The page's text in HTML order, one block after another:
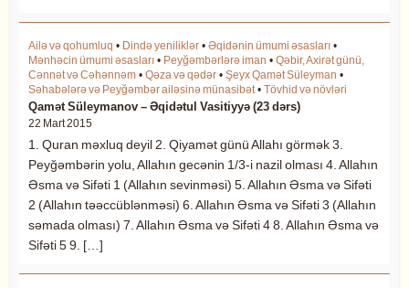
Ailə və qohumluq • Dində yeniliklər • Əqidənin ümumi əsasları •
Mənhəcin ümumi əsasları • Peyğəmbərlərə iman • Qəbir, Axirət günü,
Cənnət və Cəhənnəm • Qəza və qədər • Şeyx Qamət Süleyman •
Səhabələrə və Peyğəmbər ailəsinə münasibət • Tövhid və növləri
Qamət Süleymanov – Əqidətul Vasitiyyə (23 dərs)
22 Mart 2015
1. Quran məxluq deyil 2. Qiyamət günü Allahı görmək 3.
Peyğəmbərin yolu, Allahın gecənin 1/3-i nazil olması 4. Allahın
Əsma və Sifəti 1 (Allahın sevinməsi) 5. Allahın Əsma və Sifəti
2 (Allahın təəccüblənməsi) 6. Allahın Əsma və Sifəti 3 (Allahın
səmada olması) 7. Allahın Əsma və Sifəti 4 8. Allahın Əsma və
Sifəti 5 9. […]